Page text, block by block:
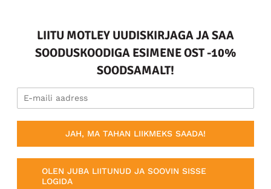
LIITU MOTLEY UUDISKIRJAGA JA SAA
SOODUSKOODIGA ESIMENE OST -10%
SOODSAMALT!
JAH, MA TAHAN LIIKMEKS SAADA!
OLEN JUBA LIITUNUD JA SOOVIN SISSE
LOGIDA